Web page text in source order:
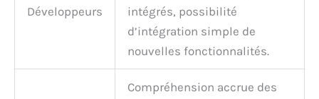
Développeurs
intégrés, possibilité
d’intégration simple de
nouvelles fonctionnalités.
Compréhension accrue des